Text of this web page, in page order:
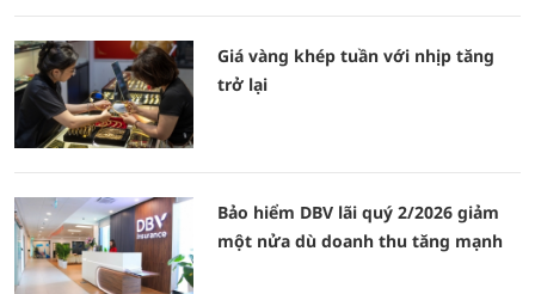
Giá vàng khép tuần với nhịp tăng
trở lại
Bảo hiểm DBV lãi quý 2/2026 giảm
một nửa dù doanh thu tăng mạnh